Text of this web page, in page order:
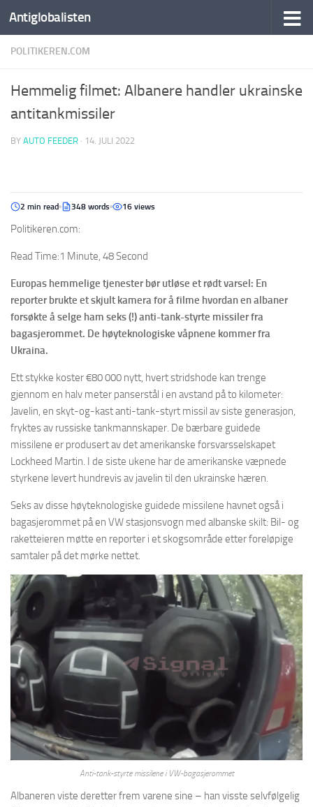
Antiglobalisten
POLITIKEREN.COM
Hemmelig filmet: Albanere handler ukrainske
antitankmissiler
BY AUTO FEEDER · 14. JULI 2022
2 min read 348 words 16 views
Politikeren.com:
Read Time:1 Minute, 48 Second
Europas hemmelige tjenester bør utløse et rødt varsel: En
reporter brukte et skjult kamera for å filme hvordan en albaner
forsøkte å selge ham seks (!) anti-tank-styrte missiler fra
bagasjerommet. De høyteknologiske våpnene kommer fra
Ukraina.
Ett stykke koster €80 000 nytt, hvert stridshode kan trenge
gjennom en halv meter panserstål i en avstand på to kilometer:
Javelin, en skyt-og-kast anti-tank-styrt missil av siste generasjon,
fryktes av russiske tankmannskaper. De bærbare guidede
missilene er produsert av det amerikanske forsvarsselskapet
Lockheed Martin. I de siste ukene har de amerikanske væpnede
styrkene levert hundrevis av javelin til den ukrainske hæren.
Seks av disse høyteknologiske guidede missilene havnet også i
bagasjerommet på en VW stasjonsvogn med albanske skilt: Bil- og
raketteieren møtte en reporter i et skogsområde etter foreløpige
samtaler på det mørke nettet.
Anti-tank-styrte missilene i VW-bagasjerommet
Albaneren viste deretter frem varene sine – han visste selvfølgelig